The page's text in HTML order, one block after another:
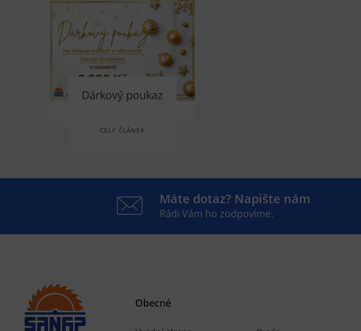
Dárkový poukaz
CELÝ ČLÁNEK
Máte dotaz? Napište nám
Rádi Vám ho zodpovíme.
Obecné